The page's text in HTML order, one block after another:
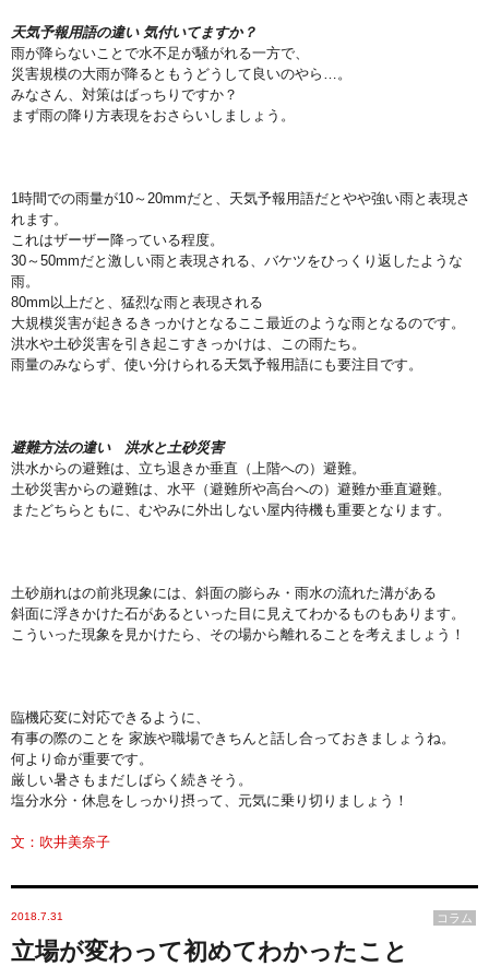
天気予報用語の違い 気付いてますか？
雨が降らないことで水不足が騒がれる一方で、
災害規模の大雨が降るともうどうして良いのやら…。
みなさん、対策はばっちりですか？
まず雨の降り方表現をおさらいしましょう。
1時間での雨量が10～20mmだと、天気予報用語だとやや強い雨と表現さ
れます。
これはザーザー降っている程度。
30～50mmだと激しい雨と表現される、バケツをひっくり返したような
雨。
80mm以上だと、猛烈な雨と表現される
大規模災害が起きるきっかけとなるここ最近のような雨となるのです。
洪水や土砂災害を引き起こすきっかけは、この雨たち。
雨量のみならず、使い分けられる天気予報用語にも要注目です。
避難方法の違い 洪水と土砂災害
洪水からの避難は、立ち退きか垂直（上階への）避難。
土砂災害からの避難は、水平（避難所や高台への）避難か垂直避難。
またどちらともに、むやみに外出しない屋内待機も重要となります。
土砂崩れはの前兆現象には、斜面の膨らみ・雨水の流れた溝がある
斜面に浮きかけた石があるといった目に見えてわかるものもあります。
こういった現象を見かけたら、その場から離れることを考えましょう！
臨機応変に対応できるように、
有事の際のことを 家族や職場できちんと話し合っておきましょうね。
何より命が重要です。
厳しい暑さもまだしばらく続きそう。
塩分水分・休息をしっかり摂って、元気に乗り切りましょう！
文：吹井美奈子
2018.7.31 コラム
立場が変わって初めてわかったこと